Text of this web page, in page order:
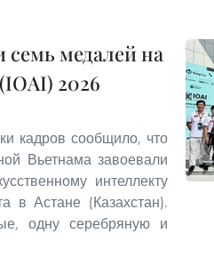
семь медалей на
2026
кадров сообщило, что
Вьетнама завоевали
интеллекту
в Астане (Казахстан).
одну серебряную и